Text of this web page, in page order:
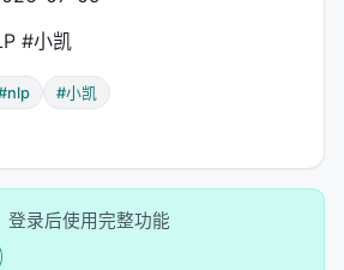
#小凯
#小凯
登录后使用完整功能